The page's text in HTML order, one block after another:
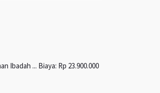
Ibadah ... Biaya: Rp 23.900.000